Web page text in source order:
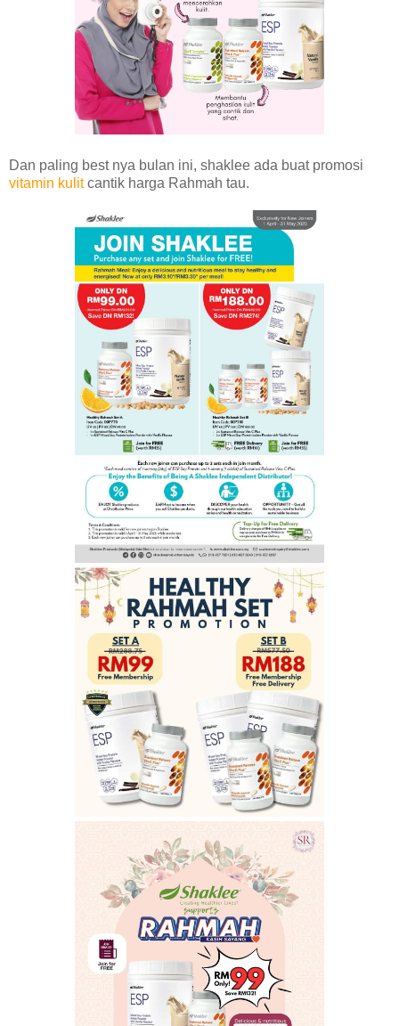
Dan paling best nya bulan ini, shaklee ada buat promosi
vitamin kulitcantik harga Rahmah tau.